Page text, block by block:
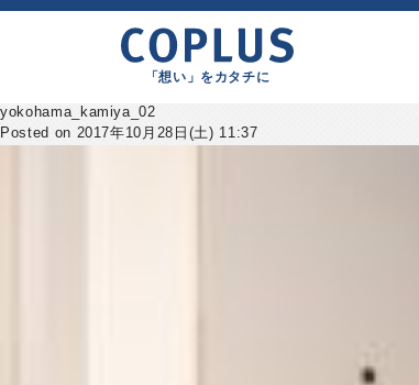
「想い」をカタチに
yokohama_kamiya_02
Posted on 2017年10月28日(土) 11:37